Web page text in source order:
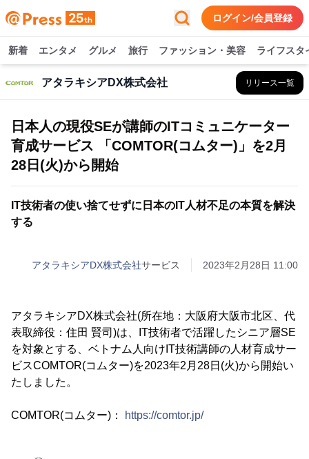
ログイン/会員登録
新着 エンタメ グルメ 旅行 ファッション・美容 ライフスタ
アタラキシアDX株式会社 リリース一覧
日本人の現役SEが講師のITコミュニケーター
育成サービス 「COMTOR(コムター)」を2月
28日(火)から開始
IT技術者の使い捨てせずに日本のIT人材不足の本質を解決
する
アタラキシアDX株式会社サービス 2023年2月28日 11:00
アタラキシアDX株式会社(所在地：大阪府大阪市北区、代
表取締役：住田 賢司)は、IT技術者で活躍したシニア層SE
を対象とする、ベトナム人向けIT技術講師の人材育成サー
ビスCOMTOR(コムター)を2023年2月28日(火)から開始い
たしました。
COMTOR(コムター)： https://comtor.jp/